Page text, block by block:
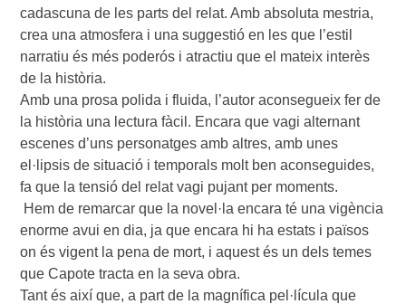
cadascuna de les parts del relat. Amb absoluta mestria,
crea una atmosfera i una suggestió en les que l’estil
narratiu és més poderós i atractiu que el mateix interès
de la història.
Amb una prosa polida i fluida, l’autor aconsegueix fer de
la història una lectura fàcil. Encara que vagi alternant
escenes d’uns personatges amb altres, amb unes
el·lipsis de situació i temporals molt ben aconseguides,
fa que la tensió del relat vagi pujant per moments.
Hem de remarcar que la novel·la encara té una vigència
enorme avui en dia, ja que encara hi ha estats i països
on és vigent la pena de mort, i aquest és un dels temes
que Capote tracta en la seva obra.
Tant és així que, a part de la magnífica pel·lícula que